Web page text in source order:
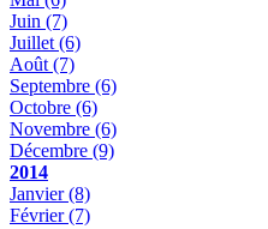
Juin (7)
Juillet (6)
Août (7)
Septembre (6)
Octobre (6)
Novembre (6)
Décembre (9)
2014
Janvier(8)
Février(7)